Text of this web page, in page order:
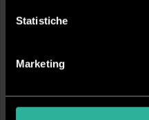
Statistiche
Marketing
DCUTLA3